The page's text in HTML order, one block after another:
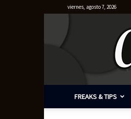
viernes, agosto 7, 2026
FREAKS & TIPS